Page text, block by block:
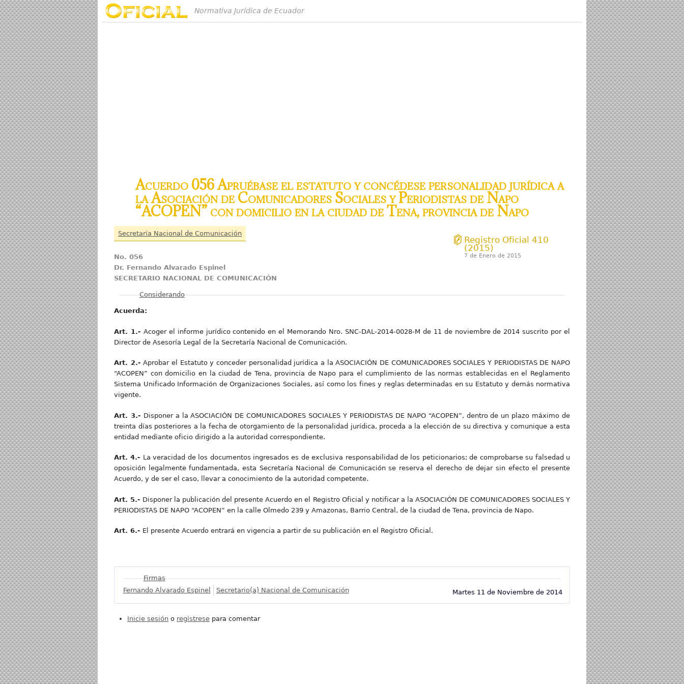
Normativa Jurídica de Ecuador
Acuerdo 056 Apruébase el estatuto y concédese personalidad jurídica a
la Asociación de Comunicadores Sociales y Periodistas de Napo
“ACOPEN” con domicilio en la ciudad de Tena, provincia de Napo
Secretaría Nacional de Comunicación
Registro Oficial 410
(2015)
7 de Enero de 2015
No. 056
Dr. Fernando Alvarado Espinel
SECRETARIO NACIONAL DE COMUNICACIÓN
Mostrar
Considerando
Acuerda:
Art. 1.- Acoger el informe jurídico contenido en el Memorando Nro. SNC-DAL-2014-0028-M de 11 de noviembre de 2014 suscrito por el
Director de Asesoría Legal de la Secretaría Nacional de Comunicación.
Art. 2.-Aprobar el Estatuto y conceder personalidad jurídica a la ASOCIACIÓN DE COMUNICADORES SOCIALES Y PERIODISTAS DE NAPO
“ACOPEN” con domicilio en la ciudad de Tena, provincia de Napo para el cumplimiento de las normas establecidas en el Reglamento
Sistema Unificado Información de Organizaciones Sociales, así como los fines y reglas determinadas en su Estatuto y demás normativa
vigente.
Art. 3.- Disponer a la ASOCIACIÓN DE COMUNICADORES SOCIALES Y PERIODISTAS DE NAPO “ACOPEN”, dentro de un plazo máximo de
treinta días posteriores a la fecha de otorgamiento de la personalidad jurídica, proceda a la elección de su directiva y comunique a esta
entidad mediante oficio dirigido a la autoridad correspondiente.
Art. 4.- La veracidad de los documentos ingresados es de exclusiva responsabilidad de los peticionarios; de comprobarse su falsedad u
oposición legalmente fundamentada, esta Secretaría Nacional de Comunicación se reserva el derecho de dejar sin efecto el presente
Acuerdo, y de ser el caso, llevar a conocimiento de la autoridad competente.
Art. 5.- Disponer la publicación del presente Acuerdo en el Registro Oficial y notificar a la ASOCIACIÓN DE COMUNICADORES SOCIALES Y
PERIODISTAS DE NAPO “ACOPEN” en la calle Olmedo 239 y Amazonas, Barrio Central, de la ciudad de Tena, provincia de Napo.
Art. 6.- El presente Acuerdo entrará en vigencia a partir de su publicación en el Registro Oficial.
Mostrar
Firmas
Martes 11 de Noviembre de 2014
Fernando Alvarado Espinel Secretario(a) Nacional de Comunicación
Inicie sesión o regístrese para comentar